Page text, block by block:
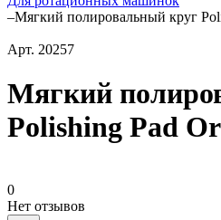
–Мягкий полировальный круг
Арт. 20257
Мягкий
Polishing Pad
0
Нет отзывов